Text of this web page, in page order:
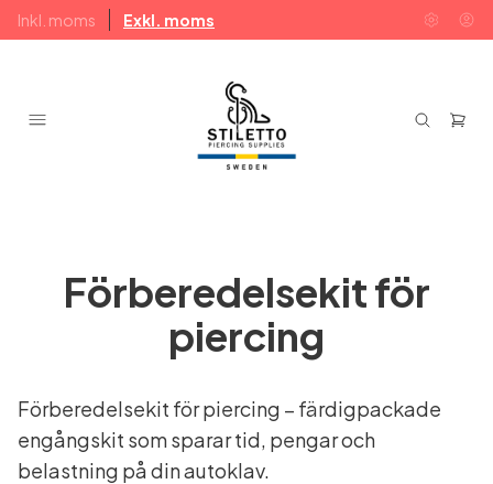
Inkl. moms Exkl. moms
Förberedelsekit för
piercing
Förberedelsekit för piercing – färdigpackade
engångskit som sparar tid, pengar och
belastning på din autoklav.